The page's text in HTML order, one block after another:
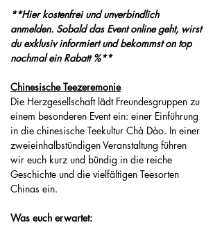
**Hier kostenfrei und unverbindlich
anmelden. Sobald das Event online geht, wirst
du exklusiv informiert und bekommst on top
nochmal ein Rabatt %**
Chinesische Teezeremonie
Die Herzgesellschaft lädt Freundesgruppen zu
einem besonderen Event ein: einer Einführung
in die chinesische Teekultur Chà Dào. In einer
zweieinhalbstündigen Veranstaltung führen
wir euch kurz und bündig in die reiche
Geschichte und die vielfältigen Teesorten
Chinas ein.
Was euch erwartet: